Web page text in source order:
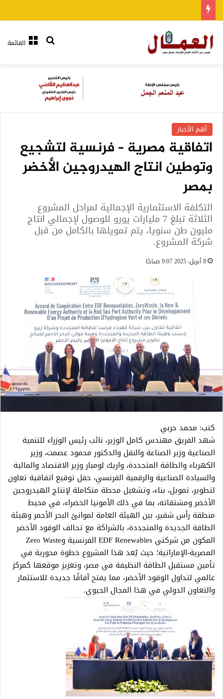
القائمةبحث عن
أهم الأخبار
اتفاقية مصرية – فرنسية لتشجيع
وتوطين انتاج الهيدروجين الأخضر
بمصر
التكلفة الاستثمارية الإجمالية لمراحل المشروع
الثلاثة تبلغ 7 مليارات يورو للوصول لإجمالي انتاج
مليون طن سنويا، يتم تمويلها بالكامل من قبل
شركة المشروع.
8 أبريل، 2025 9:07 صباحًا
كتب: محمد حربي
شهد الفريق مهندس كامل الوزير، نائب رئيس الوزراء للتنمية
الصناعية وزير الصناعة والنقل والدكتور محمود عصمت، وزير
الكهرباء والطاقة المتجددة، واريك لومبار وزير الاقتصاد والمالية
والسيادة الصناعية والرقمية الفرنسي، حفل توقيع اتفاقية تعاون
لتطوير، تمويل، بناء، وتشغيل محطة متكاملة لإنتاج الهيدروجين
الأخضر ومشتقاته، بما في ذلك الأمونيا الخضراء، في محيط
منطقة رأس شقير، بين الهيئة العامة لموانئ البحر الأحمر وهيئة
الطاقة الجديدة والمتجددة، بالشراكة مع تحالف الوقود الأخضر
المكون من شركتي EDF Renewables الفرنسية وZero Waste
المصرية-الإماراتية؛ حيث يُعد هذا المشروع خطوة محورية في
تأمين مستقبل الطاقة النظيفة في مصر، وتعزيز موقعها كمركز
عالمي لتداول الوقود الأخضر، مما يفتح آفاقًا جديدة للاستثمار
والتعاون الدولي في هذا المجال الحيوي.